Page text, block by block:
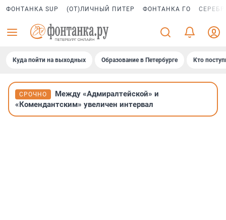
ФОНТАНКА SUP (ОТ)ЛИЧНЫЙ ПИТЕР ФОНТАНКА ГО
Куда пойти на выходных Образование в Петербурге Кто
СРОЧНО
Между «Адмиралтейской» и
«Комендантским» увеличен интервал